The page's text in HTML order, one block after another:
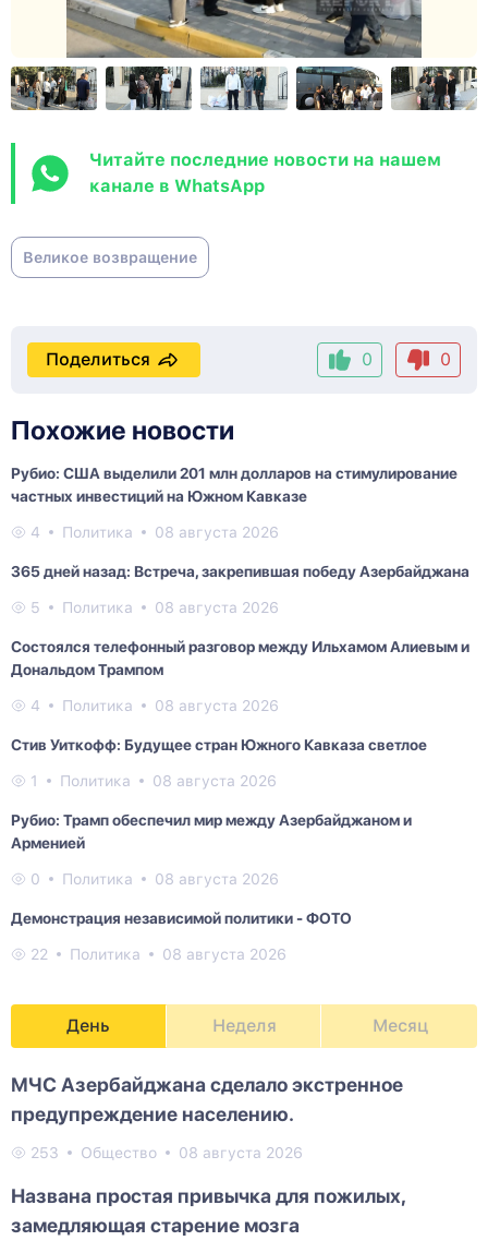
Читайте последние новости на нашем
канале в WhatsApp
Великое возвращение
0 0
Поделиться
Похожие новости
Рубио: США выделили 201 млн долларов на стимулирование
частных инвестиций на Южном Кавказе
4 Политика 08 августа 2026
365 дней назад: Встреча, закрепившая победу Азербайджана
5 Политика 08 августа 2026
Состоялся телефонный разговор между Ильхамом Алиевым и
Дональдом Трампом
4 Политика 08 августа 2026
Стив Уиткофф: Будущее стран Южного Кавказа светлое
1 Политика 08 августа 2026
Рубио: Трамп обеспечил мир между Азербайджаном и
Арменией
0 Политика 08 августа 2026
Демонстрация независимой политики - ФОТО
22 Политика 08 августа 2026
День Неделя Месяц
МЧС Азербайджана сделало экстренное
предупреждение населению.
253 Общество 08 августа 2026
Названа простая привычка для пожилых,
замедляющая старение мозга